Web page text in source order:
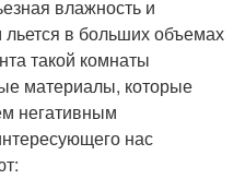
влажность и
в больших объемах
такой комнаты
материалы, которые
негативным
нас